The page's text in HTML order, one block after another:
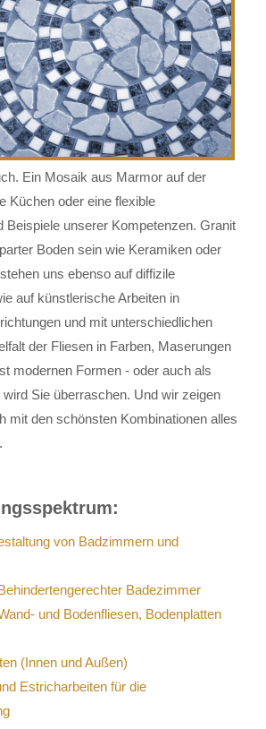
Ein Mosaik aus Marmor auf der
Küchen oder eine flexible
Beispiele unserer Kompetenzen. Granit
Boden sein wie Keramiken oder
uns ebenso auf diffizile
auf künstlerische Arbeiten in
und mit unterschiedlichen
der Fliesen in Farben, Maserungen
modernen Formen - oder auch als
Sie überraschen. Und wir zeigen
mit den schönsten Kombinationen alles
von Badzimmern und
Badezimmer
und Bodenfliesen, Bodenplatten
(Innen und Außen)
Estricharbeiten für die